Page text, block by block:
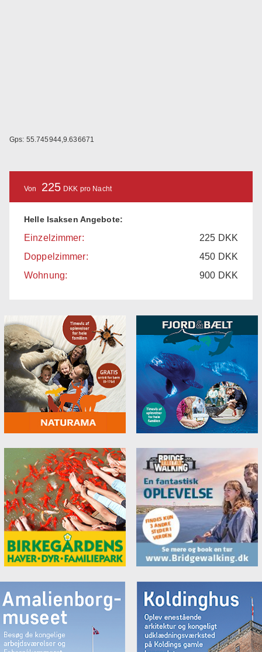
Gps: 55.745944,9.636671
Von 225 DKK pro Nacht
Helle Isaksen Angebote:
Einzelzimmer: 225 DKK
Doppelzimmer:
450 DKK
Wohnung:
900 DKK